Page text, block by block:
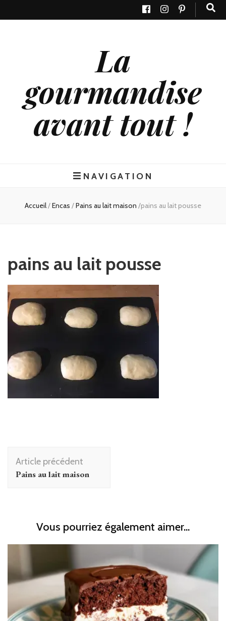
La
gourmandise
avant tout !
NAVIGATION
Accueil/Encas /Pains au lait maison /pains au lait pousse
pains au lait pousse
Navigation
d'article
Article précédent
Pains au lait maison
Vous pourriez également aimer...